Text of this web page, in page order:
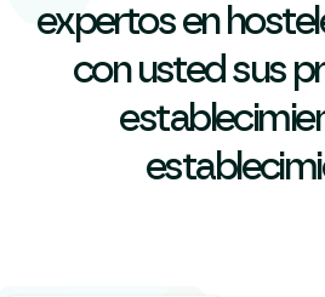
expertos en
con usted sus